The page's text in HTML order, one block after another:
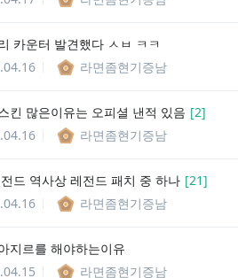
카운터 발견했다 ㅅㅂ ㅋㅋ
라면좀현기증남
킨 많은이유는 오피셜 낸적 있음 [2]
라면좀현기증남
드 역사상 레전드 패치 중 하나 [21]
라면좀현기증남
지르를 해야하는이유
라면좀현기증남